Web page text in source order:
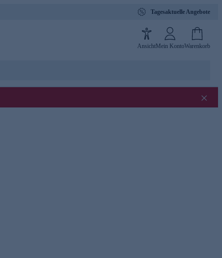
Tagesaktuelle Angebote
AnsichtMein KontoWarenkorb